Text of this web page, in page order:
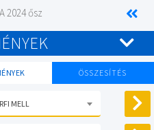
2024 ősz
ÖSSZESÍTÉS
MELL